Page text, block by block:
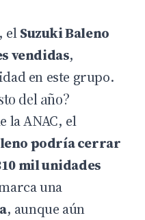
elSuzuki Baleno
vendidas,
en este grupo.
del año?
la ANAC, el
podría cerrar
mil unidades
una
, aunque aún